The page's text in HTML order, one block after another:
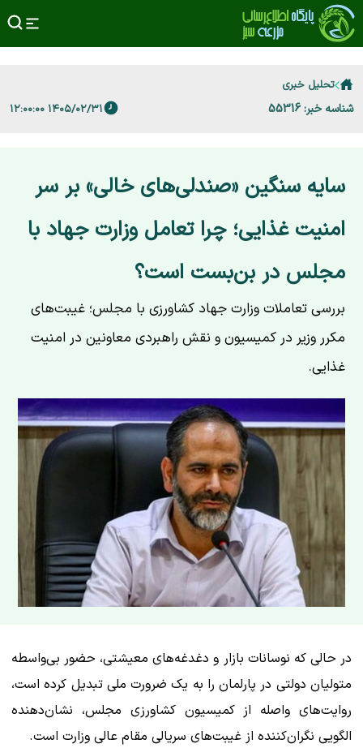
تحلیل خبری
شناسه خبر: 55316 ۱۴۰۵/۰۲/۳۱ ۱۲:۰۰:۰۰
سایه سنگین «صندلی‌های خالی» بر سر
امنیت غذایی؛ چرا تعامل وزارت جهاد با
مجلس در بن‌بست است؟
بررسی تعاملات وزارت جهاد کشاورزی با مجلس؛ غیبت‌های
مکرر وزیر در کمیسیون و نقش راهبردی معاونین در امنیت
غذایی.
در حالی که نوسانات بازار و دغدغه‌های معیشتی، حضور بی‌واسطه
متولیان دولتی در پارلمان را به یک ضرورت ملی تبدیل کرده است،
روایت‌های واصله از کمیسیون کشاورزی مجلس، نشان‌دهنده
الگویی نگران‌کننده از غیبت‌های سریالی مقام عالی وزارت است.